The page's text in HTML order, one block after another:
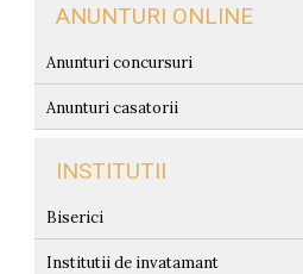
ANUNTURI ONLINE
Anunturi concursuri
Anunturi casatorii
INSTITUTII
Biserici
Institutii de invatamant